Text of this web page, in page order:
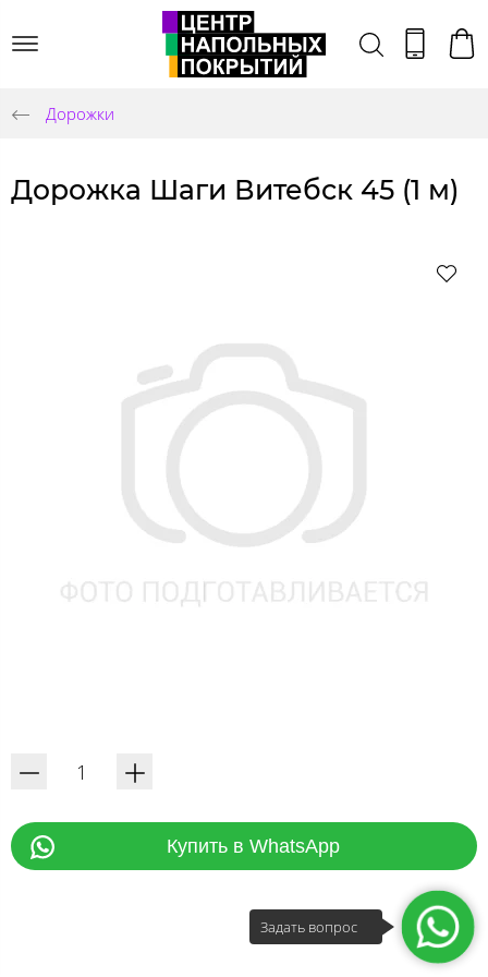
Дорожки
Дорожка Шаги Витебск 45 (1 м)
Купить в WhatsApp
Задать вопрос